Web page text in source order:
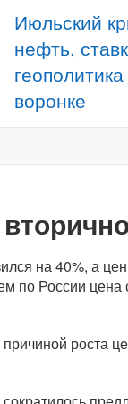
Июльский
нефть,
воронке
на 40%, а
по России цена
роста